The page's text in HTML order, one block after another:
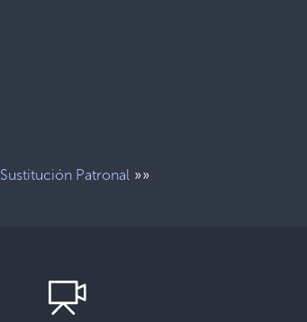
Sustitución Patronal»»